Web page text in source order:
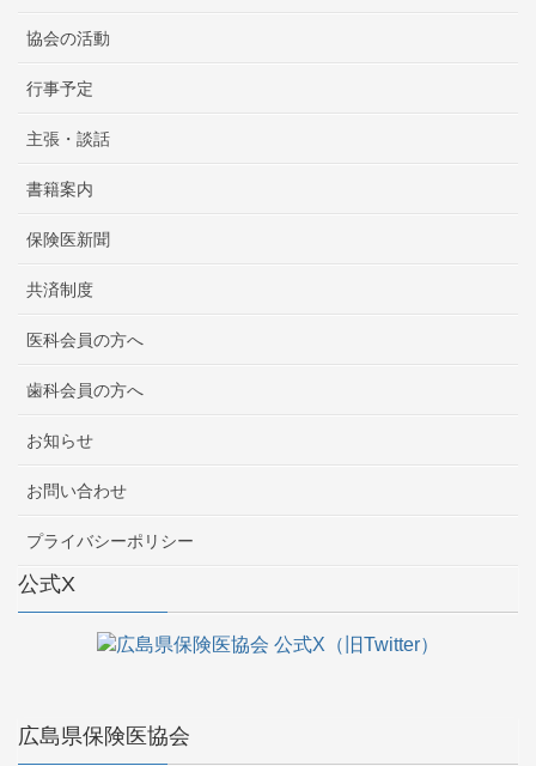
協会の活動
行事予定
主張・談話
書籍案内
保険医新聞
共済制度
医科会員の方へ
歯科会員の方へ
お知らせ
お問い合わせ
プライバシーポリシー
公式X
広島県保険医協会